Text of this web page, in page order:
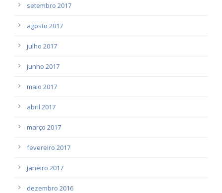
setembro 2017
agosto 2017
julho 2017
junho 2017
maio 2017
abril 2017
março 2017
fevereiro 2017
janeiro 2017
dezembro 2016